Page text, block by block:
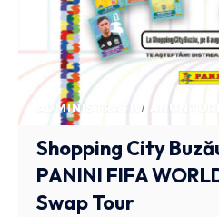
ADMINISTRATIV
Shopping City
PANINI FIFA
Swap Tour